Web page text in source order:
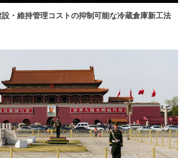
設・維持管理コストの抑制可能な冷蔵倉庫新工法